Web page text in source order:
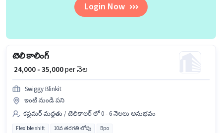
Login Now
టెలి కాలింగ్
₹ 24,000 - 35,000per నెల
Swiggy Blinkit
ఇంటి నుండి పని
కస్టమర్ మద్దతు / టెలికాలర్ లో 0 - 6 నెలలు అనుభవం
Flexible shift 10వ తరగతి లోపు Bpo